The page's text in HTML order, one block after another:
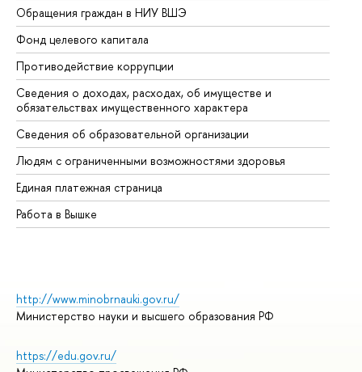
Обращения граждан в НИУ ВШЭ
Фонд целевого капитала
Противодействие коррупции
Сведения о доходах, расходах, об имуществе и
обязательствах имущественного характера
Сведения об образовательной организации
Людям с ограниченными возможностями здоровья
Единая платежная страница
Работа в Вышке
http://www.minobrnauki.gov.ru/
Министерство науки и высшего образования РФ
https://edu.gov.ru/